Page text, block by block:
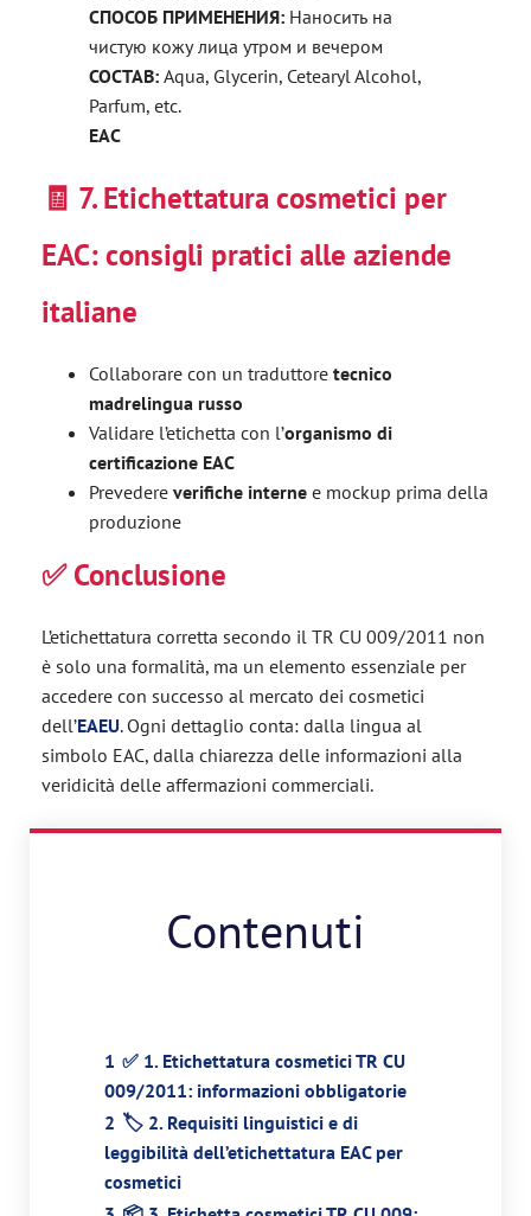
СПОСОБ ПРИМЕНЕНИЯ: Наносить на
чистую кожу лица утром и вечером
СОСТАВ: Aqua, Glycerin, Cetearyl Alcohol,
Parfum, etc.
EAC
🧾 7. Etichettatura cosmetici per
EAC: consigli pratici alle aziende
italiane
Collaborare con un traduttore tecnico
madrelingua russo
Validare l’etichetta con l’organismo di
certificazione EAC
Prevedere verifiche interne e mockup prima della
produzione
✅ Conclusione
L’etichettatura corretta secondo il TR CU 009/2011 non
è solo una formalità, ma un elemento essenziale per
accedere con successo al mercato dei cosmetici
dell’EAEU. Ogni dettaglio conta: dalla lingua al
simbolo EAC, dalla chiarezza delle informazioni alla
veridicità delle affermazioni commerciali.
Contenuti
1 ✅ 1. Etichettatura cosmetici TR CU
009/2011: informazioni obbligatorie
2 🏷️ 2. Requisiti linguistici e di
leggibilità dell’etichettatura EAC per
cosmetici